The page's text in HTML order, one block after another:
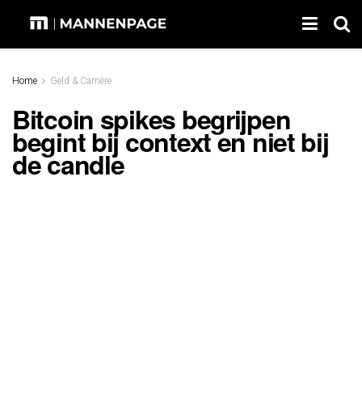
Home Geld & Carrière
Bitcoin spikes begrijpen
begint bij context en niet bij
de candle